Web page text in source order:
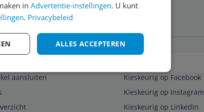
Aanmelden
aansluiten
Kieskeurig op Facebook
Kieskeurig op Instagram
Kieskeurig op LinkedIn
in Advertentie-instellingen. U kunt
. Privacybeleid
ALLES ACCEPTEREN